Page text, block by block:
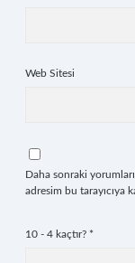
Web Sitesi
Daha sonraki
adresim bu tarayıcıya
10 - 4 kaçtır? *